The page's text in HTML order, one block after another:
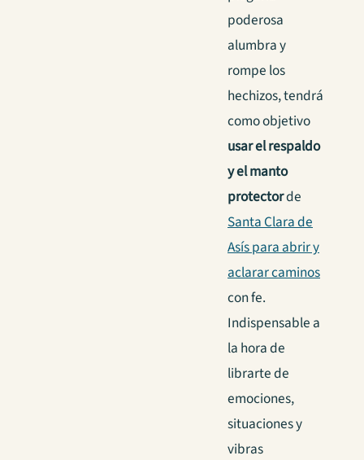
poderosa
alumbra y
rompe los
hechizos, tendrá
como objetivo
usar el respaldo
y el manto
protectorde
Santa Clara de
Asís para abrir y
aclarar caminos
con fe.
Indispensable a
la hora de
librarte de
emociones,
situaciones y
vibras